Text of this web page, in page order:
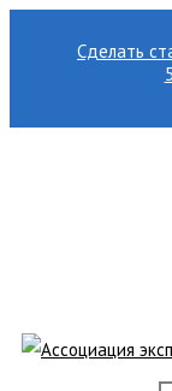
Сделать